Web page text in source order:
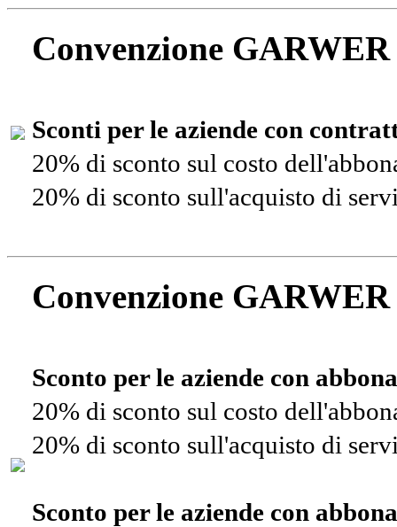
Convenzione
Sconti per le aziende con
20% di sconto sul costo
20% di sconto sull'acquisto di
Convenzione
Sconto per le aziende con
20% di sconto sul costo
20% di sconto sull'acquisto di
Sconto per le aziende con